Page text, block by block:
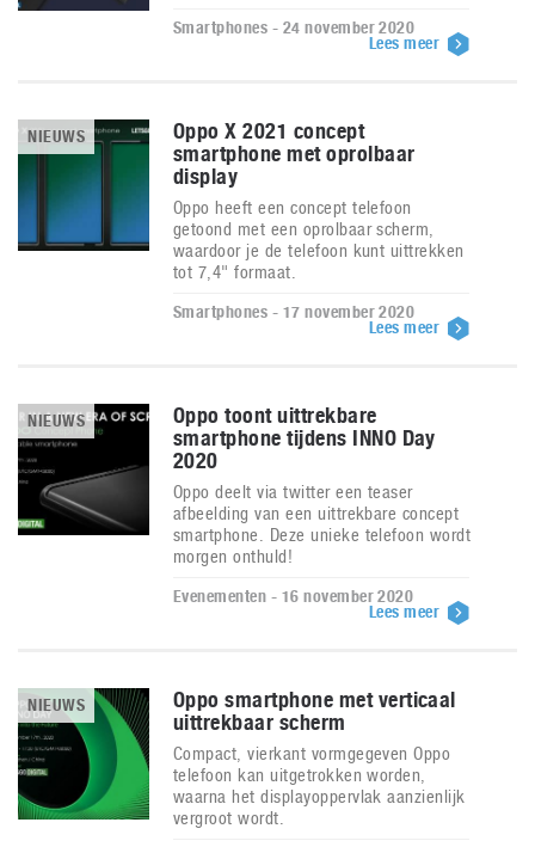
Smartphones - 24 november 2020
Lees meer
NIEUWS
Oppo X 2021 concept
smartphone met oprolbaar
display
Oppo heeft een concept telefoon
getoond met een oprolbaar scherm,
waardoor je de telefoon kunt uittrekken
tot 7,4" formaat.
Smartphones - 17 november 2020
Lees meer
NIEUWS
Oppo toont uittrekbare
smartphone tijdens INNO Day
2020
Oppo deelt via twitter een teaser
afbeelding van een uittrekbare concept
smartphone. Deze unieke telefoon wordt
morgen onthuld!
Evenementen - 16 november 2020
Lees meer
NIEUWS
Oppo smartphone met verticaal
uittrekbaar scherm
Compact, vierkant vormgegeven Oppo
telefoon kan uitgetrokken worden,
waarna het displayoppervlak aanzienlijk
vergroot wordt.